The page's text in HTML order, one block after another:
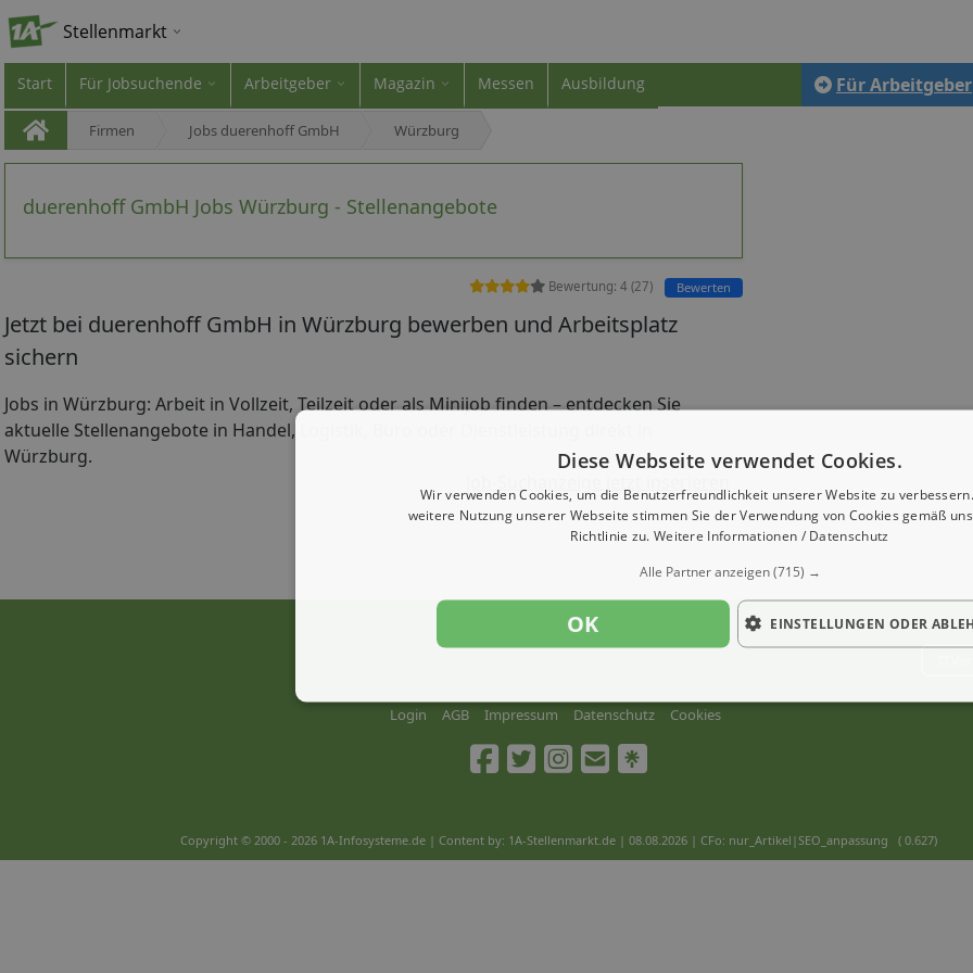
Stellenmarkt
Start Für Jobsuchende Arbeitgeber Magazin Messen Ausbildung Für Arbeitgeber
Firmen Jobs duerenhoff GmbH Würzburg
duerenhoff GmbH Jobs Würzburg - Stellenangebote
Bewertung: 4 (27) Bewerten
Jetzt bei duerenhoff GmbH in Würzburg bewerben und Arbeitsplatz
sichern
Jobs in Würzburg: Arbeit in Vollzeit, Teilzeit oder als Minijob finden – entdecken Sie
aktuelle Stellenangebote in Handel, Logistik, Büro oder Dienstleistung direkt in
Würzburg.
Login AGB Impressum Datenschutz Cookies
Copyright © 2000 - 2026 1A-Infosysteme.de | Content by: 1A-Stellenmarkt.de | 08.08.2026 | CFo: nur_Artikel|SEO_anpassung ( 0.627)
Diese Webseite verwendet Cookies.
Wir verwenden Cookies, um die Benutzerfreundlichkeit unserer Website zu
weitere Nutzung unserer Webseite stimmen Sie der Verwendung von Cookies gemäß
Richtlinie zu. Weitere Informationen / Datenschutz
Alle Partner anzeigen(715) →
OK EINSTELLUNGEN ODER